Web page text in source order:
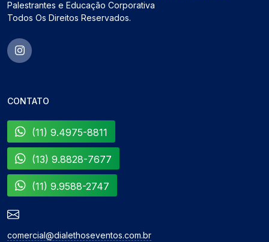
Palestrantes e Educação Corporativa
Todos Os Direitos Reservados.
CONTATO
(11) 9.4975-8811
(13) 9.8828-7677
(11) 9.9588-2747
comercial@dialethoseventos.com.br